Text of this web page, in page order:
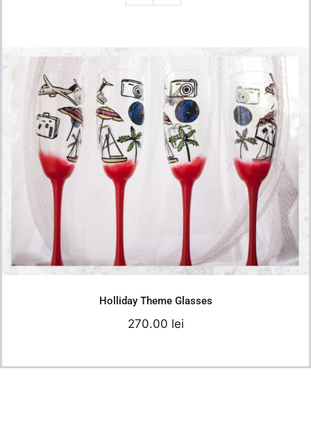
Holliday Theme Glasses
270.00lei
Add to cart
Holliday Theme Glasses
270.00 lei